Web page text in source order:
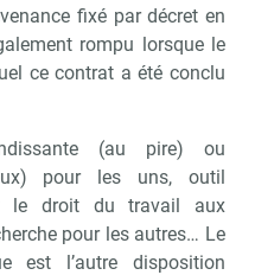
fixé par décret en
rompu lorsque le
ce contrat a été conclu
(au pire) ou
pour les uns, outil
le droit du travail aux
pour les autres… Le
est l’autre disposition